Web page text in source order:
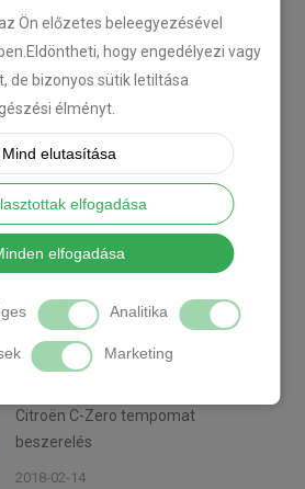
Ön előzetes beleegyezésével
hogy engedélyezi vagy
de bizonyos sütik letiltása
élményt.
Mind elutasítása
elfogadása
elfogadása
Analitika
Marketing
Plug’n’Play tempomat ISUZU
N-szériás teherautókhoz
2018-07-26
Tempomat beszerelés
2018-06-12
Citroën C-Zero tempomat
beszerelés
2018-02-14